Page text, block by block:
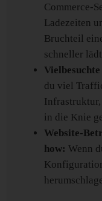
Commerce-
Ladezeiten
Bruchteil
schneller
du viel
in die Knie
Website-
how: Wenn